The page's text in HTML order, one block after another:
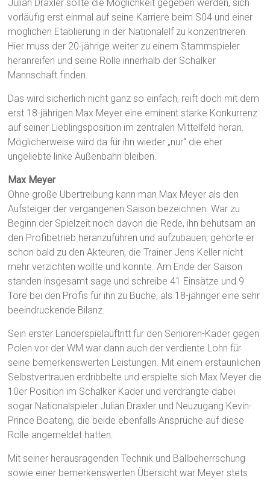
Julian Draxler sollte die Möglichkeit gegeben werden, sich
vorläufig erst einmal auf seine Karriere beim S04 und einer
möglichen Etablierung in der Nationalelf zu konzentrieren.
Hier muss der 20-jährige weiter zu einem Stammspieler
heranreifen und seine Rolle innerhalb der Schalker
Mannschaft finden.
Das wird sicherlich nicht ganz so einfach, reift doch mit dem
erst 18-jährigen Max Meyer eine eminent starke Konkurrenz
auf seiner Lieblingsposition im zentralen Mittelfeld heran.
Möglicherweise wird da für ihn wieder „nur“ die eher
ungeliebte linke Außenbahn bleiben.
Max Meyer
Ohne große Übertreibung kann man Max Meyer als den
Aufsteiger der vergangenen Saison bezeichnen. War zu
Beginn der Spielzeit noch davon die Rede, ihn behutsam an
den Profibetrieb heranzuführen und aufzubauen, gehörte er
schon bald zu den Akteuren, die Trainer Jens Keller nicht
mehr verzichten wollte und konnte. Am Ende der Saison
standen insgesamt sage und schreibe 41 Einsätze und 9
Tore bei den Profis für ihn zu Buche, als 18-jähriger eine sehr
beeindruckende Bilanz.
Sein erster Länderspielauftritt für den Senioren-Kader gegen
Polen vor der WM war dann auch der verdiente Lohn für
seine bemerkenswerten Leistungen. Mit einem erstaunlichen
Selbstvertrauen erdribbelte und erspielte sich Max Meyer die
10er Position im Schalker Kader und verdrängte dabei
sogar Nationalspieler Julian Draxler und Neuzugang Kevin-
Prince Boateng, die beide ebenfalls Ansprüche auf diese
Rolle angemeldet hatten.
Mit seiner herausragenden Technik und Ballbeherrschung
sowie einer bemerkenswerten Übersicht war Meyer stets